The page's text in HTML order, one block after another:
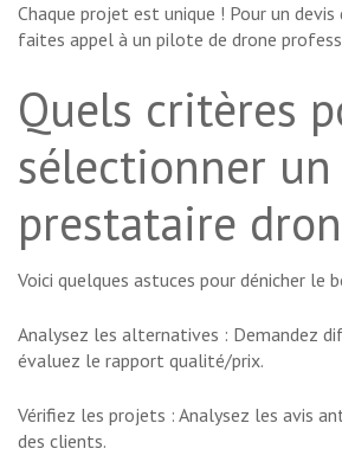
Chaque projet est unique ! Pour un devis
faites appel à un pilote de drone
Quels critères
sélectionner un
prestataire
Voici quelques astuces pour dénicher le
Analysez les alternatives : Demandez
évaluez le rapport qualité/prix.
Vérifiez les projets : Analysez les avis
des clients.